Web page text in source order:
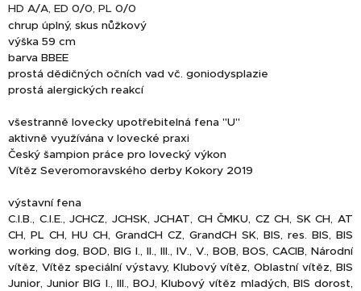
HD A/A, ED 0/0, PL 0/0
chrup úplný, skus nůžkový
výška 59 cm
barva BBEE
prostá dědičných očních vad vč. goniodysplazie
prostá alergických reakcí
všestranně lovecky upotřebitelná fena "U"
aktivně využívána v lovecké praxi
Český šampion práce pro lovecký výkon
Vítěz Severomoravského derby Kokory 2019
výstavní fena
C.I.B., C.I.E., JCHCZ, JCHSK, JCHAT, CH ČMKU, CZ CH, SK CH, AT
CH, PL CH, HU CH, GrandCH CZ, GrandCH SK, BIS, res. BIS, BIS
working dog, BOD, BIG I., II., III., IV., V., BOB, BOS, CACIB, Národní
vítěz, Vítěz speciální výstavy, Klubový vítěz, Oblastní vítěz, BIS
Junior, Junior BIG I., III., BOJ, Klubový vítěz mladých, BIS dorost,